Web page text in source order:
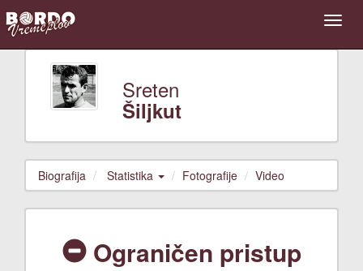
Sreten
Šiljkut
Biografija Statistika Fotografije Video
Ograničen pristup